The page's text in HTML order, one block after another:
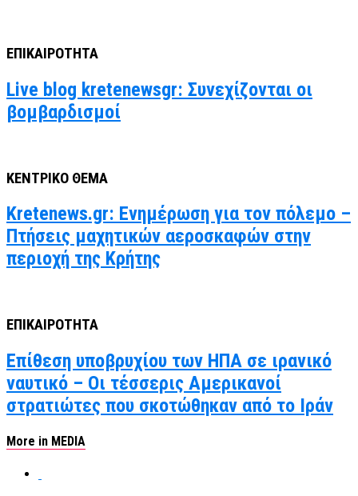
ΕΠΙΚΑΙΡΟΤΗΤΑ
Live blog kretenewsgr: Συνεχίζονται οι
βομβαρδισμοί
ΚΕΝΤΡΙΚΟ ΘΕΜΑ
Kretenews.gr: Ενημέρωση για τον πόλεμο –
Πτήσεις μαχητικών αεροσκαφών στην
περιοχή της Κρήτης
ΕΠΙΚΑΙΡΟΤΗΤΑ
Επίθεση υποβρυχίου των ΗΠΑ σε ιρανικό
ναυτικό – Οι τέσσερις Αμερικανοί
στρατιώτες που σκοτώθηκαν από το Ιράν
More in MEDIA